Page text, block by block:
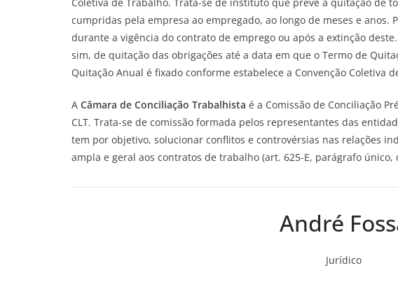
cumpridas pela empresa ao empregado, ao longo de meses e anos.
durante a vigência do contrato de emprego ou após a extinção
sim, de quitação das obrigações até a data em que o Termo de
Quitação Anual é fixado conforme estabelece a Convenção Coletiva
A Câmara de Conciliação Trabalhista é a Comissão de Conciliação
CLT. Trata-se de comissão formada pelos representantes das
tem por objetivo, solucionar conflitos e controvérsias nas relações
ampla e geral aos contratos de trabalho (art. 625-E, parágrafo único,
André
Jurídico